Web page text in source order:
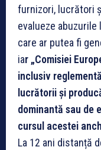
furnizori, lucrători
evalueze
care ar putea fi
iar „Comisiei
inclusiv
lucrătorii şi
dominantă sau de
cursul acestei
La 12 ani distanță